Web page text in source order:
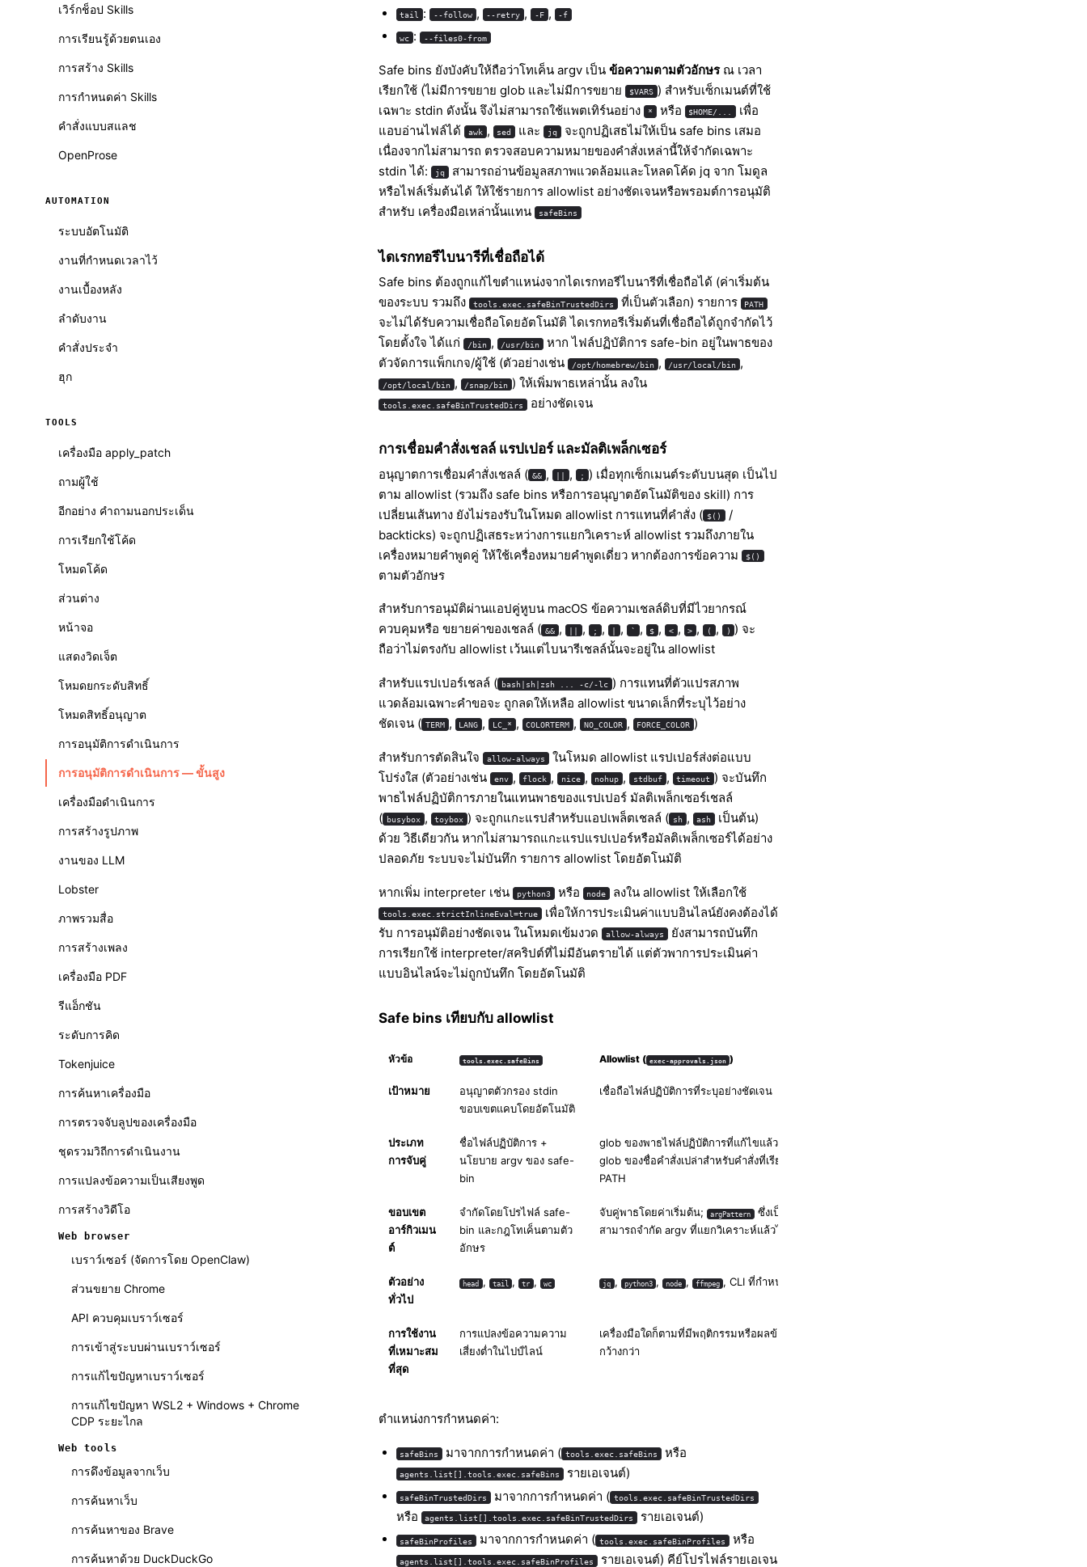
เวิร์กช็อป Skills
การเรียนรู้ด้วยตนเอง
การสร้าง Skills
การกำหนดค่า Skills
คำสั่งแบบสแลช
OpenProse
AUTOMATION
ระบบอัตโนมัติ
งานที่กำหนดเวลาไว้
งานเบื้องหลัง
ลำดับงาน
คำสั่งประจำ
ฮุก
TOOLS
เครื่องมือ apply_patch
ถามผู้ใช้
อีกอย่าง คำถามนอกประเด็น
การเรียกใช้โค้ด
โหมดโค้ด
ส่วนต่าง
หน้าจอ
แสดงวิดเจ็ต
โหมดยกระดับสิทธิ์
โหมดสิทธิ์อนุญาต
การอนุมัติการดำเนินการ
การอนุมัติการดำเนินการ — ขั้นสูง
เครื่องมือดำเนินการ
การสร้างรูปภาพ
งานของ LLM
Lobster
ภาพรวมสื่อ
การสร้างเพลง
เครื่องมือ PDF
รีแอ็กชัน
ระดับการคิด
Tokenjuice
การค้นหาเครื่องมือ
การตรวจจับลูปของเครื่องมือ
ชุดรวมวิถีการดำเนินงาน
การแปลงข้อความเป็นเสียงพูด
การสร้างวิดีโอ
Web browser
เบราว์เซอร์ (จัดการโดย OpenClaw)
ส่วนขยาย Chrome
API ควบคุมเบราว์เซอร์
การเข้าสู่ระบบผ่านเบราว์เซอร์
การแก้ไขปัญหาเบราว์เซอร์
การแก้ไขปัญหา WSL2 + Windows + Chrome
CDP ระยะไกล
Web tools
การดึงข้อมูลจากเว็บ
การค้นหาเว็บ
การค้นหาของ Brave
การค้นหาด้วย DuckDuckGo
tail : --follow , --retry , -F , -f
wc : --files0-from
Safe bins ยังบังคับให้ถือว่าโทเค็น argv เป็น ข้อความตามตัวอักษรณ เวลา
เรียกใช้ (ไม่มีการขยาย glob และไม่มีการขยาย
$VARS ) สำหรับเซ็กเมนต์ที่ใช้
เฉพาะ stdin ดังนั้น จึงไม่สามารถใช้แพตเทิร์นอย่าง
* หรือ $HOME/...
เพื่อ
แอบอ่านไฟล์ได้
awk , sed และ jq จะถูกปฏิเสธไม่ให้เป็น safe bins เสมอ
เนื่องจากไม่สามารถ ตรวจสอบความหมายของคำสั่งเหล่านี้ให้จำกัดเฉพาะ
stdin ได้:
jq สามารถอ่านข้อมูลสภาพแวดล้อมและโหลดโค้ด jq จาก โมดูล
หรือไฟล์เริ่มต้นได้ ให้ใช้รายการ allowlist อย่างชัดเจนหรือพรอมต์การอนุมัติ
สำหรับ เครื่องมือเหล่านั้นแทน
safeBins
ไดเรกทอรีไบนารีที่เชื่อถือได้
Safe bins ต้องถูกแก้ไขตำแหน่งจากไดเรกทอรีไบนารีที่เชื่อถือได้ (ค่าเริ่มต้น
ของระบบ รวมถึง
tools.exec.safeBinTrustedDirs ที่เป็นตัวเลือก) รายการ PATH
จะไม่ได้รับความเชื่อถือโดยอัตโนมัติ ไดเรกทอรีเริ่มต้นที่เชื่อถือได้ถูกจำกัดไว้
โดยตั้งใจ ได้แก่
/bin , /usr/bin
หาก ไฟล์ปฏิบัติการ safe-bin อยู่ในพาธของ
ตัวจัดการแพ็กเกจ/ผู้ใช้ (ตัวอย่างเช่น
/opt/homebrew/bin , /usr/local/bin ,
/opt/local/bin , /snap/bin ) ให้เพิ่มพาธเหล่านั้น ลงใน
tools.exec.safeBinTrustedDirs อย่างชัดเจน
การเชื่อมคำสั่งเชลล์ แรปเปอร์ และมัลติเพล็กเซอร์
อนุญาตการเชื่อมคำสั่งเชลล์ ( && , || , ; ) เมื่อทุกเซ็กเมนต์ระดับบนสุด เป็นไป
ตาม allowlist (รวมถึง safe bins หรือการอนุญาตอัตโนมัติของ skill) การ
เปลี่ยนเส้นทาง ยังไม่รองรับในโหมด allowlist การแทนที่คำสั่ง ( $() /
backticks) จะถูกปฏิเสธระหว่างการแยกวิเคราะห์ allowlist รวมถึงภายใน
เครื่องหมายคำพูดคู่ ให้ใช้เครื่องหมายคำพูดเดี่ยว หากต้องการข้อความ
$()
ตามตัวอักษร
สำหรับการอนุมัติผ่านแอปคู่หูบน macOS ข้อความเชลล์ดิบที่มีไวยากรณ์
ควบคุมหรือ ขยายค่าของเชลล์ ( && , || , ; , | , ` , $ , < , > , ( , ) ) จะ
ถือว่าไม่ตรงกับ allowlist เว้นแต่ไบนารีเชลล์นั้นจะอยู่ใน allowlist
สำหรับแรปเปอร์เชลล์ ( bash|sh|zsh ... -c/-lc ) การแทนที่ตัวแปรสภาพ
แวดล้อมเฉพาะคำขอจะ ถูกลดให้เหลือ allowlist ขนาดเล็กที่ระบุไว้อย่าง
ชัดเจน ( TERM , LANG , LC_* , COLORTERM , NO_COLOR , FORCE_COLOR )
สำหรับการตัดสินใจ allow-always ในโหมด allowlist แรปเปอร์ส่งต่อแบบ
โปร่งใส (ตัวอย่างเช่น
env , flock , nice , nohup , stdbuf , timeout ) จะบันทึก
พาธไฟล์ปฏิบัติการภายในแทนพาธของแรปเปอร์ มัลติเพล็กเซอร์เชลล์
( busybox , toybox ) จะถูกแกะแรปสำหรับแอปเพล็ตเชลล์ ( sh , ash
เป็นต้น)
ด้วย วิธีเดียวกัน หากไม่สามารถแกะแรปแรปเปอร์หรือมัลติเพล็กเซอร์ได้อย่าง
ปลอดภัย ระบบจะไม่บันทึก รายการ allowlist โดยอัตโนมัติ
หากเพิ่ม interpreter เช่น python3 หรือ node ลงใน allowlist ให้เลือกใช้
tools.exec.strictInlineEval=true เพื่อให้การประเมินค่าแบบอินไลน์ยังคงต้องได้
รับ การอนุมัติอย่างชัดเจน ในโหมดเข้มงวด
allow-always ยังสามารถบันทึก
การเรียกใช้ interpreter/สคริปต์ที่ไม่มีอันตรายได้ แต่ตัวพาการประเมินค่า
แบบอินไลน์จะไม่ถูกบันทึก โดยอัตโนมัติ
Safe bins เทียบกับ allowlist
หัวข้อ tools.exec.safeBins Allowlist ( exec-approvals.json )
เป้าหมาย
อนุญาตตัวกรอง stdin
ขอบเขตแคบโดยอัตโนมัติ
เชื่อถือไฟล์ปฏิบัติการที่ระบุอย่างชัดเจน
ประเภท
การจับคู่
ชื่อไฟล์ปฏิบัติการ +
นโยบาย argv ของ safe-
bin
glob ของพาธไฟล์ปฏิบัติการที่แก้ไขแล้ว หรือ
glob ของชื่อคำสั่งเปล่าสำหรับคำสั่งที่เรียกผ่าน
PATH
ขอบเขต
อาร์กิวเมน
ต์
จำกัดโดยโปรไฟล์ safe-
bin และกฎโทเค็นตามตัว
อักษร
จับคู่พาธโดยค่าเริ่มต้น; argPattern ซึ่งเป็นตัวเลือก
สามารถจำกัด argv ที่แยกวิเคราะห์แล้วได้
ตัวอย่าง
ทั่วไป
head , tail , tr , wc jq , python3 , node , ffmpeg , CLI ที่กำหนดเอง
การใช้งาน
ที่เหมาะสม
ที่สุด
การแปลงข้อความความ
เสี่ยงต่ำในไปป์ไลน์
เครื่องมือใดก็ตามที่มีพฤติกรรมหรือผลข้างเคียง
กว้างกว่า
ตำแหน่งการกำหนดค่า:
safeBins มาจากการกำหนดค่า ( tools.exec.safeBins หรือ
agents.list[].tools.exec.safeBins รายเอเจนต์)
safeBinTrustedDirs มาจากการกำหนดค่า ( tools.exec.safeBinTrustedDirs
หรือ agents.list[].tools.exec.safeBinTrustedDirs รายเอเจนต์)
safeBinProfiles มาจากการกำหนดค่า ( tools.exec.safeBinProfiles หรือ
agents.list[].tools.exec.safeBinProfiles รายเอเจนต์) คีย์โปรไฟล์รายเอเจน